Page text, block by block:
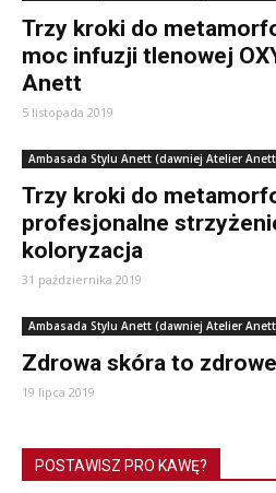
Trzy kroki do
moc infuzji tlenowej
Anett
5 listopada 2019
Ambasada Stylu Anett (dawniej Atelier
Trzy kroki do
profesjonalne
koloryzacja
31 października 2019
Ambasada Stylu Anett (dawniej Atelier
Zdrowa skóra to
19 lipca 2019
POSTAWISZ PRO KAWĘ?